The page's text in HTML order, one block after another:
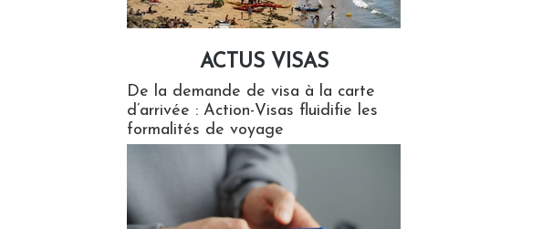
ACTUS VISAS
De la demande de visa à la carte
d’arrivée : Action-Visas fluidifie les
formalités de voyage